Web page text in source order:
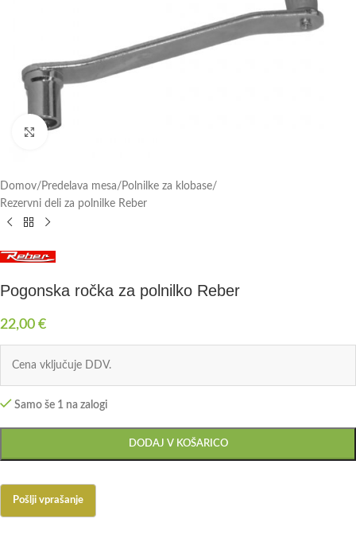
Click to enlarge
Domov/ Predelava mesa/ Polnilke za klobase/
Rezervni deli za polnilke Reber
Pogonska ročka za polnilko Reber
22,00 €
Cena vključuje DDV.
Samo še 1 na zalogi
DODAJ V KOŠARICO